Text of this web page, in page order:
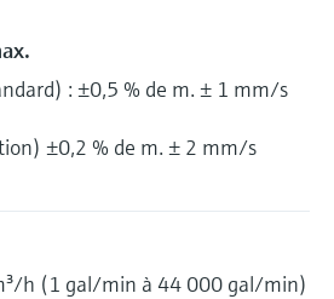
: ±0,5 % de m. ± 1 mm/s
±0,2 % de m. ± 2 mm/s
h (1 gal/min à 44 000 gal/min)